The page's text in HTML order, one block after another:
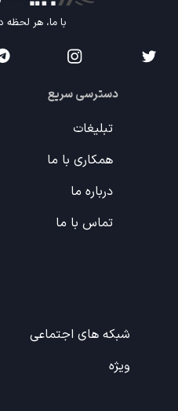
با ما، هر لحظه
دسترسی سریع
تبلیغات
همکاری با ما
درباره ما
تماس با ما
شبکه های اجتماعی
ویژه